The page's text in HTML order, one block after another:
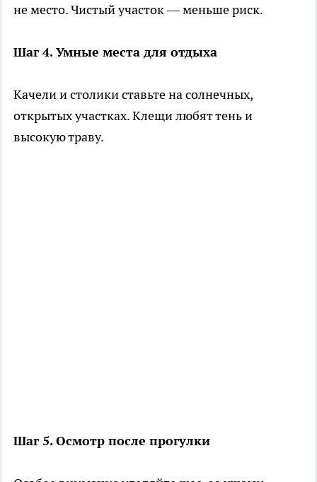
не место. Чистый участок — меньше риск.
Шаг 4. Умные места для отдыха
Качели и столики ставьте на солнечных,
открытых участках. Клещи любят тень и
высокую траву.
Шаг 5. Осмотр после прогулки